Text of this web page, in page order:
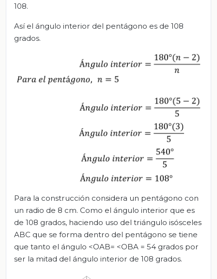
108.
Así el ángulo interior del pentágono es de 108
grados.
Para la construcción considera un pentágono con
un radio de 8 cm. Como el ángulo interior que es
de 108 grados, haciendo uso del triángulo isósceles
ABC que se forma dentro del pentágono se tiene
que tanto el ángulo <OAB= <OBA = 54 grados por
ser la mitad del ángulo interior de 108 grados.